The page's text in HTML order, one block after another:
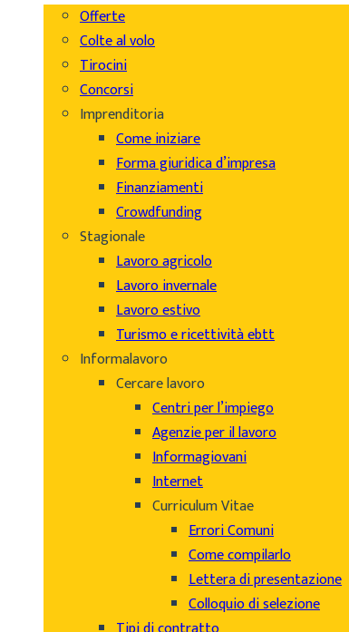
Offerte
Colte al volo
Tirocini
Concorsi
Imprenditoria
Come iniziare
Forma giuridica d’impresa
Finanziamenti
Crowdfunding
Stagionale
Lavoro agricolo
Lavoro invernale
Lavoro estivo
Turismo e ricettività ebtt
Informalavoro
Cercare lavoro
Centri per l’impiego
Agenzie per il lavoro
Informagiovani
Internet
Curriculum Vitae
Errori Comuni
Come compilarlo
Lettera di presentazione
Colloquio di selezione